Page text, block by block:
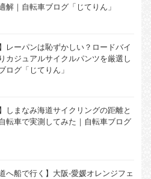
解｜自転車ブログ「じてりん」
レーパンは恥ずかしい？ロードバイ
カジュアルサイクルパンツを厳選し
ログ「じてりん」
しまなみ海道サイクリングの距離と
転車で実測してみた｜自転車ブログ
へ船で行く】大阪-愛媛オレンジフェ